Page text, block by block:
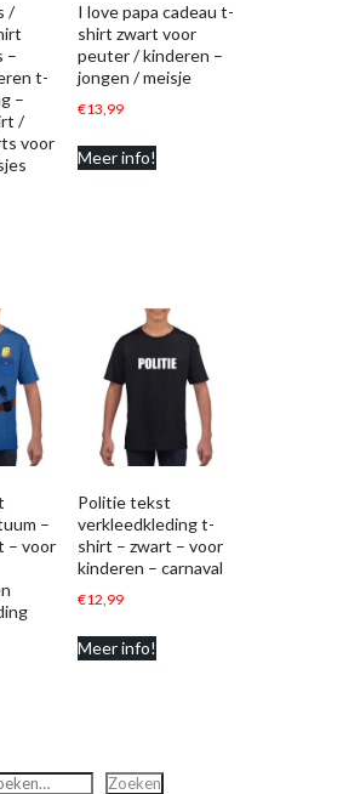
/
–
t-
–
/
voor
I love papa cadeau t-
shirt zwart voor
peuter / kinderen –
jongen / meisje
€13,99
Meer info!
–
– voor
Politie tekst
verkleedkleding t-
shirt – zwart – voor
kinderen – carnaval
€12,99
Meer info!
Zoeken